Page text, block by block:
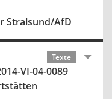
Stralsund/AfD
Texte
VI-04-0089